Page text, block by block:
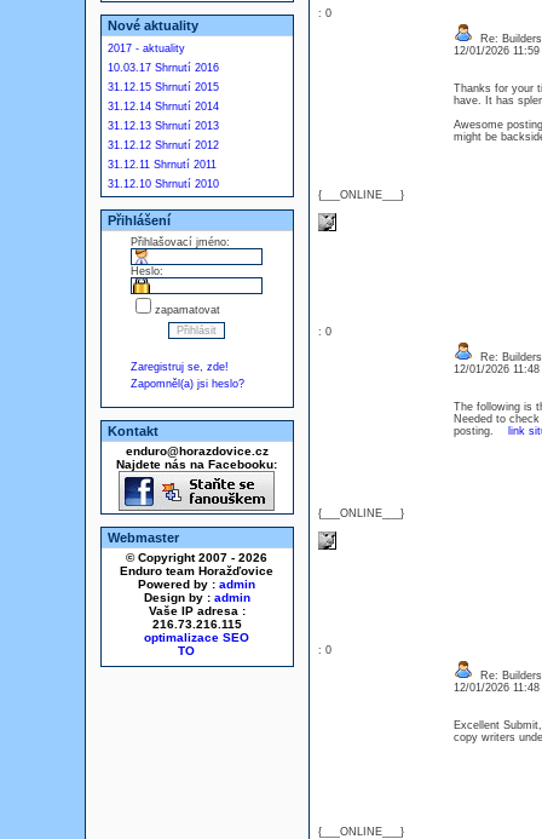
Nové aktuality
2017 - aktuality
10.03.17 Shrnutí 2016
31.12.15 Shrnutí 2015
31.12.14 Shrnutí 2014
31.12.13 Shrnutí 2013
31.12.12 Shrnutí 2012
31.12.11 Shrnutí 2011
31.12.10 Shrnutí 2010
Přihlášení
Přihlašovací jméno:
Heslo:
zapamatovat
Zaregistruj se, zde!
Zapomněl(a) jsi heslo?
Kontakt
enduro@horazdovice.cz
Najdete nás na Facebooku:
Webmaster
© Copyright 2007 - 2026
Enduro team Horažďovice
Powered by : admin
Design by : admin
Vaše IP adresa :
216.73.216.115
optimalizace SEO
: 0
{___ONLINE___}
Re:
12/01/2026
Thanks for your
have. It has
Awesome
might be
: 0
{___ONLINE___}
Re:
12/01/2026
The following is
Needed to
posting.
link
: 0
{___ONLINE___}
Re:
12/01/2026
Excellent
copy writers